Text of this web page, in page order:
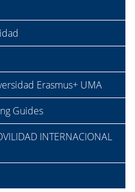
Erasmus+ UMA
Guides
INTERNACIONAL